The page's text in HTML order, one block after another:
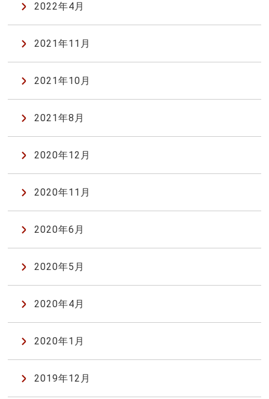
2022年4月
2021年11月
2021年10月
2021年8月
2020年12月
2020年11月
2020年6月
2020年5月
2020年4月
2020年1月
2019年12月